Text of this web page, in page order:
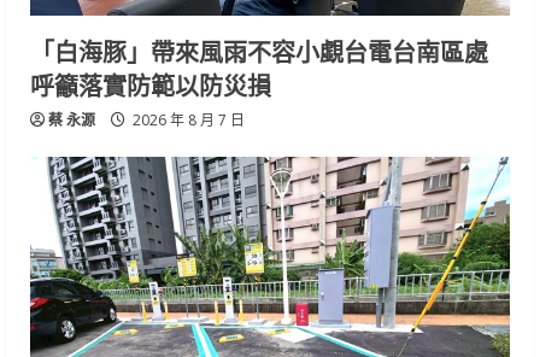
「白海豚」帶來風雨不容小覷台電台南區處
呼籲落實防範以防災損
蔡 永源 2026 年 8 月 7 日